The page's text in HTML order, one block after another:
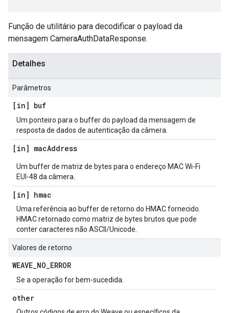
Função de utilitário para decodificar o payload da
mensagem CameraAuthDataResponse.
Detalhes
Parâmetros
[in] buf
Um ponteiro para o buffer do payload da mensagem de
resposta de dados de autenticação da câmera.
[in] macAddress
Um buffer de matriz de bytes para o endereço MAC Wi-Fi
EUI-48 da câmera.
[in] hmac
Uma referência ao buffer de retorno do HMAC fornecido.
HMAC retornado como matriz de bytes brutos que pode
conter caracteres não ASCII/Unicode.
Valores de retorno
WEAVE_NO_ERROR
Se a operação for bem-sucedida.
other